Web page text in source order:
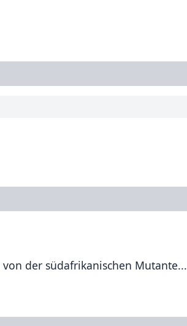
der südafrikanischen Mutante...